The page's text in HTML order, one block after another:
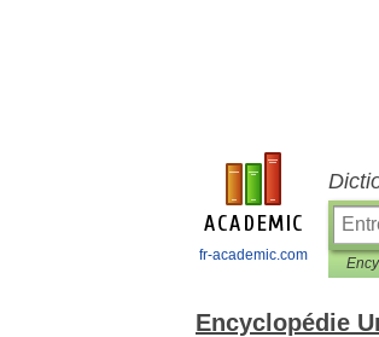
fr-academic.com
Encyclopédie